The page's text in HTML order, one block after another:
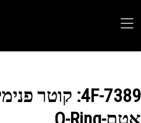
4F-